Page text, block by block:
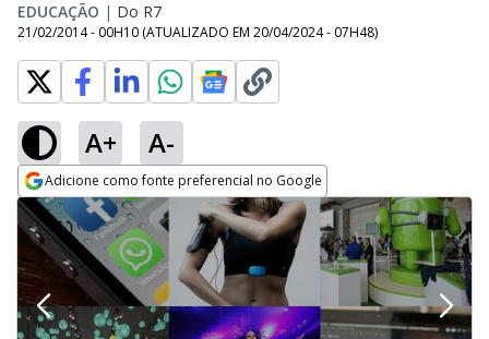
EDUCAÇÃO | Do R7
21/02/2014 - 00H10 (ATUALIZADO EM 20/04/2024 - 07H48)
A+ A-
Adicione como fonte preferencial no Google
Opens in new window